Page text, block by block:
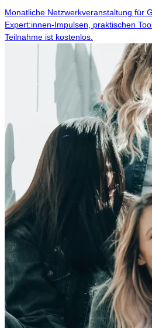
Monatliche Netzwerkveranstaltung für
Expert:innen-Impulsen, praktischen
Teilnahme ist kostenlos.